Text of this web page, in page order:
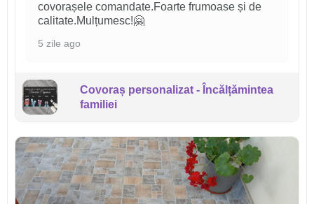
covorașele comandate.Foarte frumoase și de
calitate.Mulțumesc!🤗
5 zile ago
Covoraș personalizat - Încălțămintea
familiei